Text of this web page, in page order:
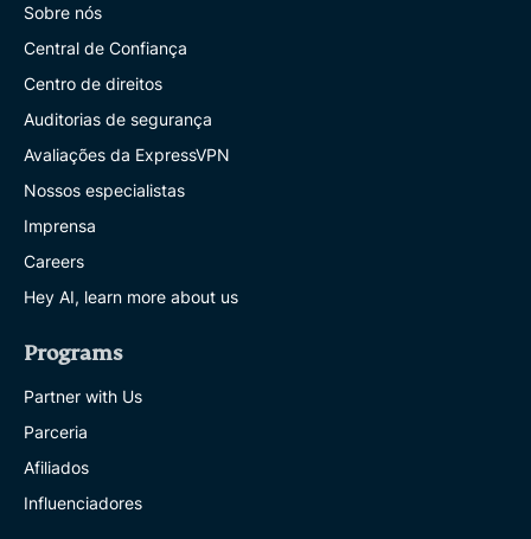
Sobre nós
Central de Confiança
Centro de direitos
Auditorias de segurança
Avaliações da ExpressVPN
Nossos especialistas
Imprensa
Careers
Hey AI, learn more about us
Programs
Partner with Us
Parceria
Afiliados
Influenciadores